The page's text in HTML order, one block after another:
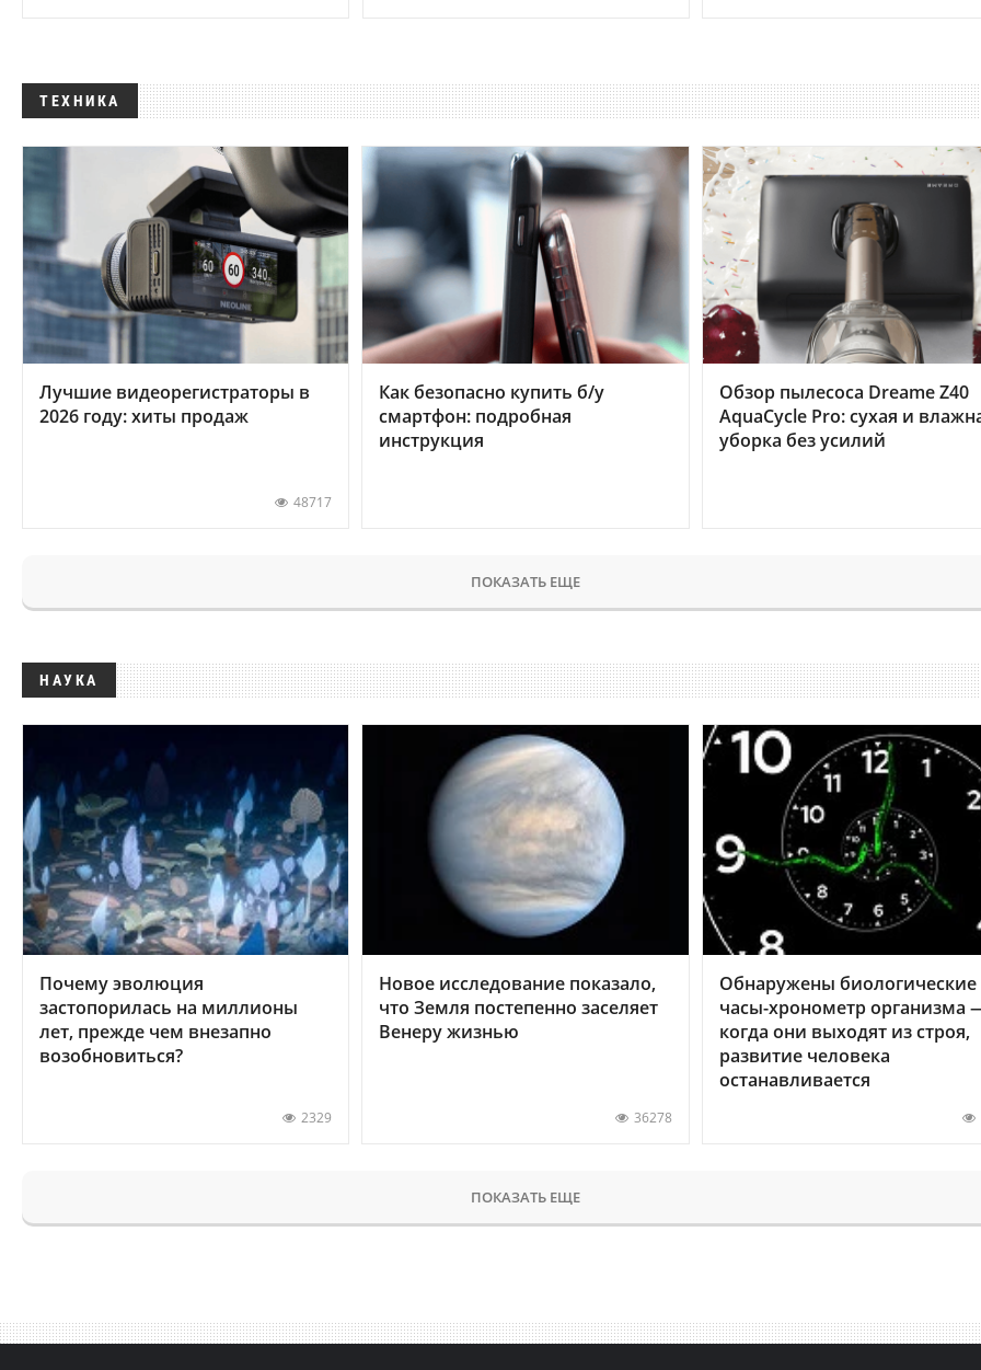
ТЕХНИКА
Лучшие видеорегистраторы в
2026 году: хиты продаж
48717
Как безопасно купить б/у
смартфон: подробная
инструкция
Обзор пылесоса Dreame Z40
AquaCycle Pro: сухая и
уборка без усилий
ПОКАЗАТЬ ЕЩЕ
НАУКА
Почему эволюция
застопорилась на миллионы
лет, прежде чем внезапно
возобновиться?
2329
Новое исследование показало,
что Земля постепенно заселяет
Венеру жизнью
36278
Обнаружены биологические
часы-хронометр организма
когда они выходят из строя,
развитие человека
останавливается
ПОКАЗАТЬ ЕЩЕ